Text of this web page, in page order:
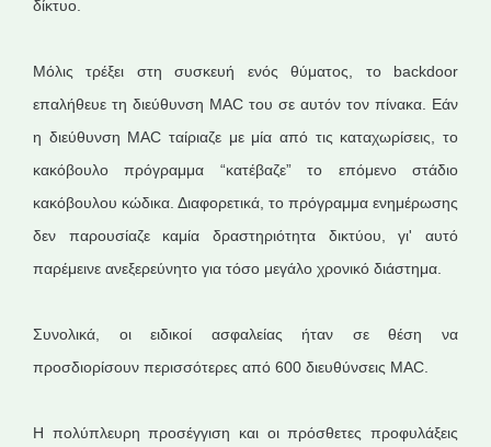
δίκτυο.
Μόλις τρέξει στη συσκευή ενός θύματος, το backdoor
επαλήθευε τη διεύθυνση MAC του σε αυτόν τον πίνακα. Εάν
η διεύθυνση MAC ταίριαζε με μία από τις καταχωρίσεις, το
κακόβουλο πρόγραμμα “κατέβαζε” το επόμενο στάδιο
κακόβουλου κώδικα. Διαφορετικά, το πρόγραμμα ενημέρωσης
δεν παρουσίαζε καμία δραστηριότητα δικτύου, γι' αυτό
παρέμεινε ανεξερεύνητο για τόσο μεγάλο χρονικό διάστημα.
Συνολικά, οι ειδικοί ασφαλείας ήταν σε θέση να
προσδιορίσουν περισσότερες από 600 διευθύνσεις MAC.
Η πολύπλευρη προσέγγιση και οι πρόσθετες προφυλάξεις